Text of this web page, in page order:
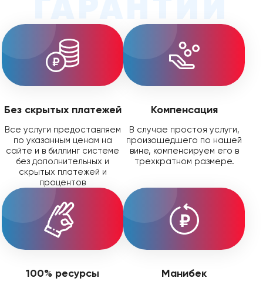
Без скрытых платежей
Все услуги предоставляем
по указанным ценам на
сайте и в биллинг системе
без дополнительных и
скрытых платежей и
процентов
Компенсация
В случае простоя услуги,
произошедшего по нашей
вине, компенсируем его в
трехкратном размере.
100% ресурсы Манибек